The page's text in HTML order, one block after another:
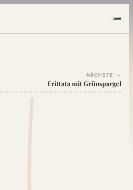
NÄCHSTE →
Frittata mit Grünspargel